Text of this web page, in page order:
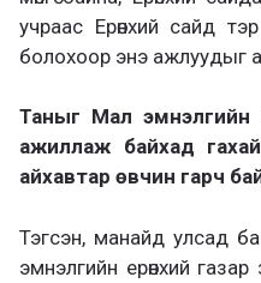
учраас Ерөнхий сайд
болохоор энэ ажлуудыг
Таныг Мал эмнэлгийн
ажиллаж байхад
айхавтар өвчин гарч
Тэгсэн, манайд улсад
эмнэлгийн ерөнхий